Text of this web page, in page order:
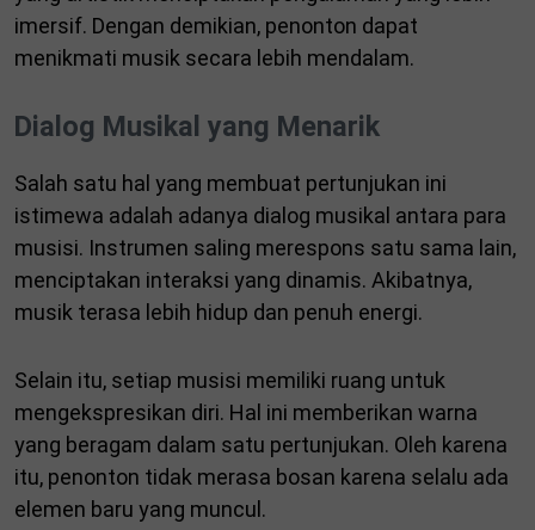
imersif. Dengan demikian, penonton dapat
menikmati musik secara lebih mendalam.
Dialog Musikal yang Menarik
Salah satu hal yang membuat pertunjukan ini
istimewa adalah adanya dialog musikal antara para
musisi. Instrumen saling merespons satu sama lain,
menciptakan interaksi yang dinamis. Akibatnya,
musik terasa lebih hidup dan penuh energi.
Selain itu, setiap musisi memiliki ruang untuk
mengekspresikan diri. Hal ini memberikan warna
yang beragam dalam satu pertunjukan. Oleh karena
itu, penonton tidak merasa bosan karena selalu ada
elemen baru yang muncul.